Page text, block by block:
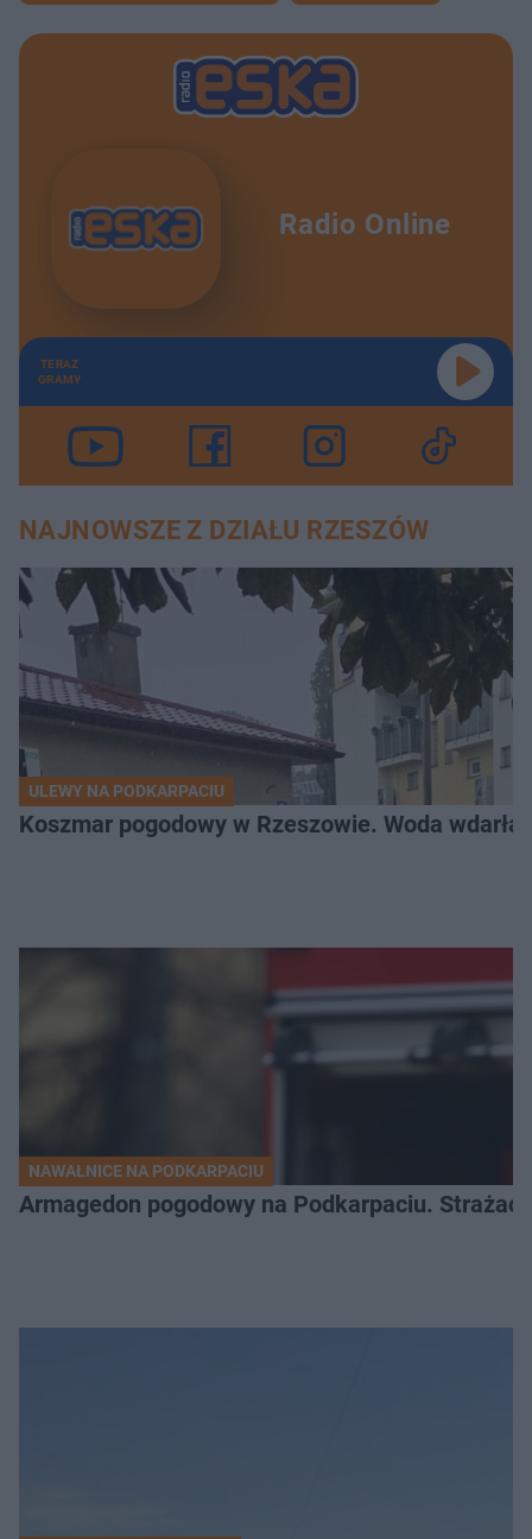
Radio Online
TERAZ
GRAMY
NAJNOWSZE Z DZIAŁU RZESZÓW
ULEWY NA PODKARPACIU
Koszmar pogodowy w Rzeszowie. Woda
NAWAŁNICE NA PODKARPACIU
Armagedon pogodowy na Podkarpaciu.